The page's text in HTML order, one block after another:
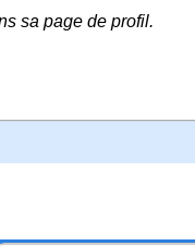
sa page de profil.